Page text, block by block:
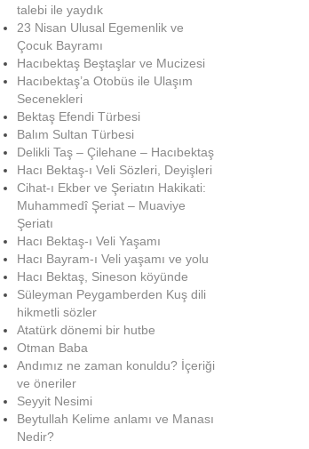
talebi ile yaydık
23 Nisan Ulusal Egemenlik ve
Çocuk Bayramı
Hacıbektaş Beştaşlar ve Mucizesi
Hacıbektaş’a Otobüs ile Ulaşım
Secenekleri
Bektaş Efendi Türbesi
Balım Sultan Türbesi
Delikli Taş – Çilehane – Hacıbektaş
Hacı Bektaş-ı Veli Sözleri, Deyişleri
Cihat-ı Ekber ve Şeriatın Hakikati:
Muhammedî Şeriat – Muaviye
Şeriatı
Hacı Bektaş-ı Veli Yaşamı
Hacı Bayram-ı Veli yaşamı ve yolu
Hacı Bektaş, Sineson köyünde
Süleyman Peygamberden Kuş dili
hikmetli sözler
Atatürk dönemi bir hutbe
Otman Baba
Andımız ne zaman konuldu? İçeriği
ve öneriler
Seyyit Nesimi
Beytullah Kelime anlamı ve Manası
Nedir?